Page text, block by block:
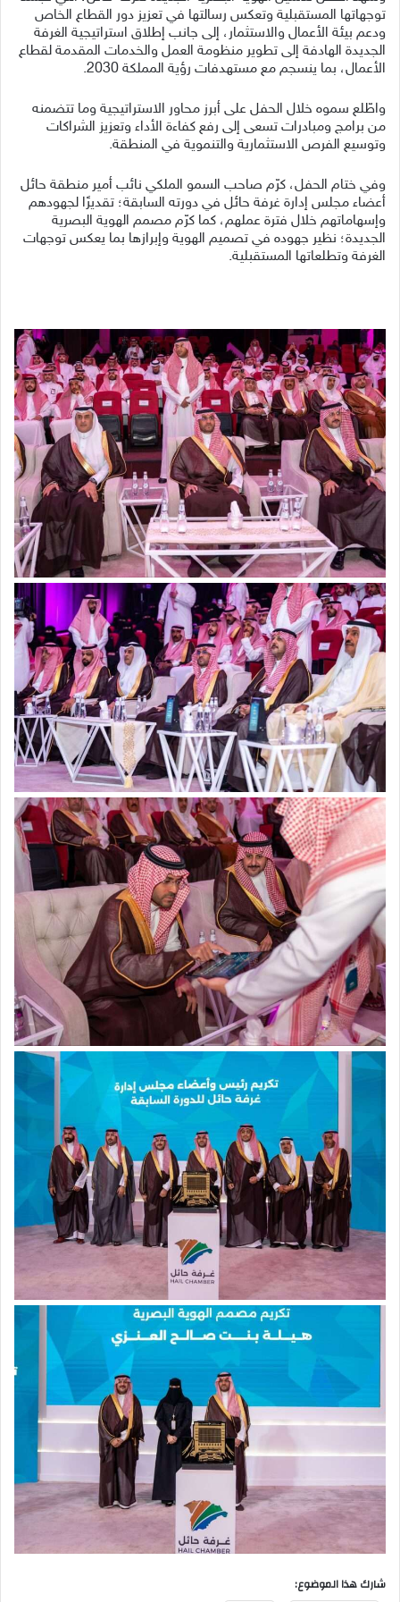
توجهاتها المستقبلية وتعكس رسالتها في تعزيز دور القطاع الخاص
ودعم بيئة الأعمال والاستثمار، إلى جانب إطلاق استراتيجية الغرفة
الجديدة الهادفة إلى تطوير منظومة العمل والخدمات المقدمة لقطاع
الأعمال، بما ينسجم مع مستهدفات رؤية المملكة 2030.
واطّلع سموه خلال الحفل على أبرز محاور الاستراتيجية وما تتضمنه
من برامج ومبادرات تسعى إلى رفع كفاءة الأداء وتعزيز الشراكات
وتوسيع الفرص الاستثمارية والتنموية في المنطقة.
وفي ختام الحفل، كرّم صاحب السمو الملكي نائب أمير منطقة حائل
أعضاء مجلس إدارة غرفة حائل في دورته السابقة؛ تقديرًا لجهودهم
وإسهاماتهم خلال فترة عملهم، كما كرّم مصمم الهوية البصرية
الجديدة؛ نظير جهوده في تصميم الهوية وإبرازها بما يعكس توجهات
الغرفة وتطلعاتها المستقبلية.
شارك هذا الموضوع: